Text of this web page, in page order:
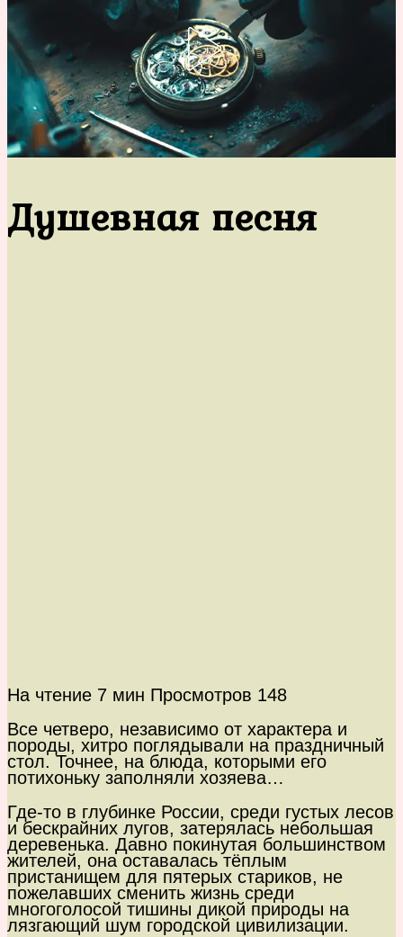
Душевная песня
На чтение 7 мин Просмотров 148
Все четверо, независимо от характера и
породы, хитро поглядывали на праздничный
стол. Точнее, на блюда, которыми его
потихоньку заполняли хозяева…
Где-то в глубинке России, среди густых лесов
и бескрайних лугов, затерялась небольшая
деревенька. Давно покинутая большинством
жителей, она оставалась тёплым
пристанищем для пятерых стариков, не
пожелавших сменить жизнь среди
многоголосой тишины дикой природы на
лязгающий шум городской цивилизации.